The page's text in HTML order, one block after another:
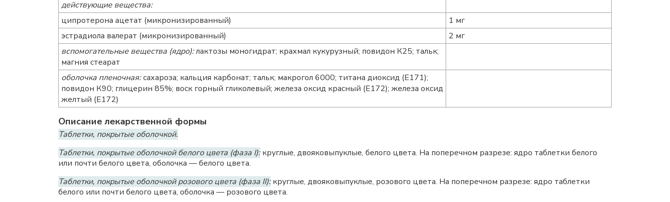
действующие вещества:
ципротерона ацетат (микронизированный)
1 мг
эстрадиола валерат (микронизированный)
2 мг
вспомогательные вещества (ядро):лактозы моногидрат; крахмал кукурузный; повидон К25; тальк;
магния стеарат
оболочка пленочная:сахароза; кальция карбонат; тальк; макрогол 6000; титана диоксид (E171);
повидон К90; глицерин 85%; воск горный гликолевый; железа оксид красный (E172); железа оксид
желтый (E172)
Описание лекарственной формы
Таблетки, покрытые оболочкой.
Таблетки, покрытые оболочкой белого цвета (фаза I):круглые, двояковыпуклые, белого цвета. На поперечном разрезе: ядро таблетки белого
или почти белого цвета, оболочка — белого цвета.
Таблетки, покрытые оболочкой розового цвета (фаза II):круглые, двояковыпуклые, розового цвета. На поперечном разрезе: ядро таблетки
белого или почти белого цвета, оболочка — розового цвета.